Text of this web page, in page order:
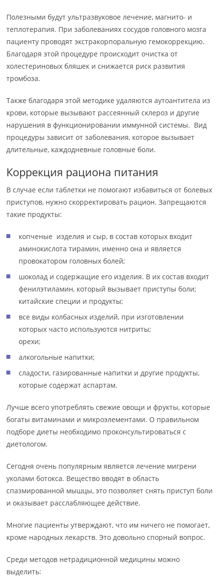
Полезными будут ультразвуковое лечение, магнито- и
теплотерапия. При заболеваниях сосудов головного мозга
пациенту проводят экстракорпоральную гемокоррекцию.
Благодаря этой процедуре происходит очистка от
холестериновых бляшек и снижается риск развития
тромбоза.
Также благодаря этой методике удаляются аутоантитела из
крови, которые вызывают рассеянный склероз и другие
нарушения в функционировании иммунной системы. Вид
процедуры зависит от заболевания, которое вызывает
длительные, каждодневные головные боли.
Коррекция рациона питания
В случае если таблетки не помогают избавиться от болевых
приступов, нужно скорректировать рацион. Запрещаются
такие продукты:
копченые изделия и сыр, в состав которых входит
аминокислота тирамин, именно она и является
провокатором головных болей;
шоколад и содержащие его изделия. В их состав входит
фенилэтиламин, который вызывает приступы боли;
китайские специи и продукты;
все виды колбасных изделий, при изготовлении
которых часто используются нитриты;
орехи;
алкогольные напитки;
сладости, газированные напитки и другие продукты,
которые содержат аспартам.
Лучше всего употреблять свежие овощи и фрукты, которые
богаты витаминами и микроэлементами. О правильном
подборе диеты необходимо проконсультироваться с
диетологом.
Сегодня очень популярным является лечение мигрени
уколами ботокса. Вещество вводят в область
спазмированной мышцы, это позволяет снять приступ боли
и оказывает расслабляющее действие.
Многие пациенты утверждают, что им ничего не помогает,
кроме народных лекарств. Это довольно спорный вопрос.
Среди методов нетрадиционной медицины можно
выделить: